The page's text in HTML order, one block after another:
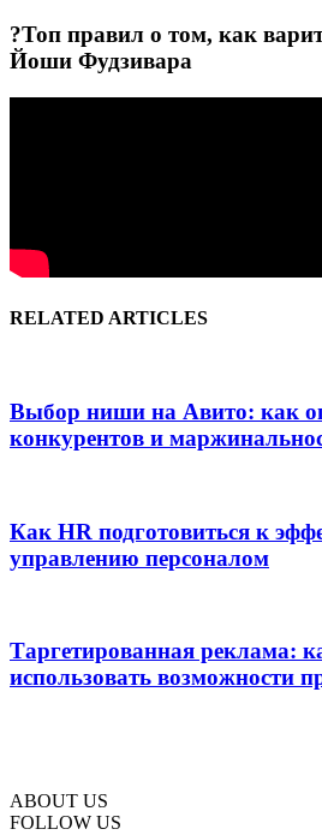
?Топ правил о том, как
Йоши Фудзивара
RELATED ARTICLES
Выбор ниши на Авито: как
конкурентов и
Как HR подготовиться к
управлению персоналом
Таргетированная реклама:
использовать возможности
ABOUT US
FOLLOW US